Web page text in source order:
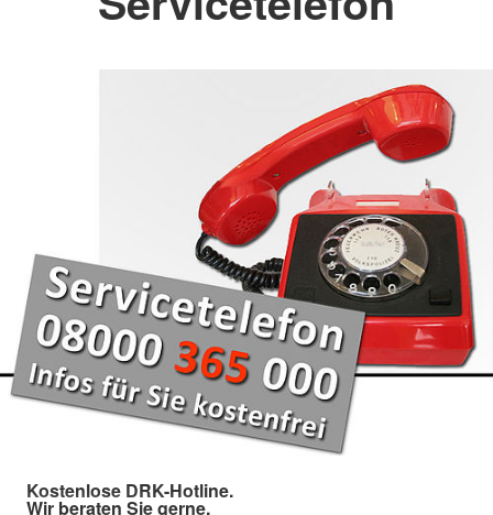
Kostenlose DRK-Hotline.
Wir beraten Sie gerne.